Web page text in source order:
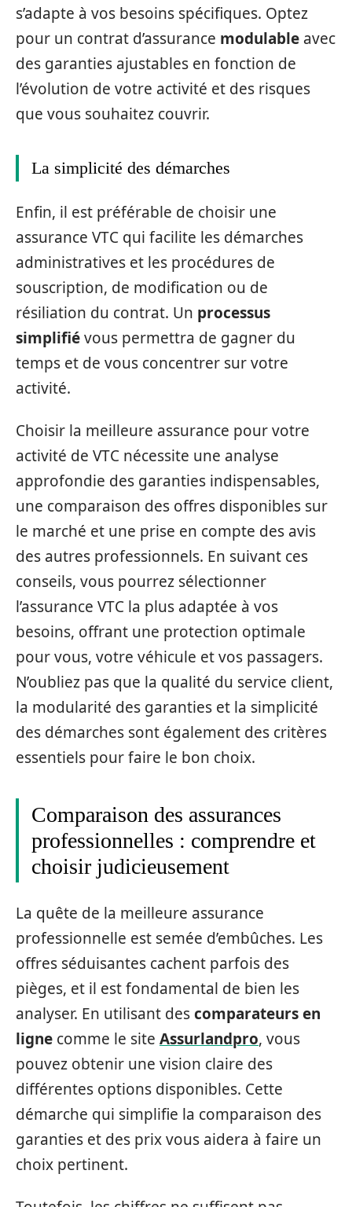
s’adapte à vos besoins spécifiques. Optez
pour un contrat d’assurance modulable avec
des garanties ajustables en fonction de
l’évolution de votre activité et des risques
que vous souhaitez couvrir.
La simplicité des démarches
Enfin, il est préférable de choisir une
assurance VTC qui facilite les démarches
administratives et les procédures de
souscription, de modification ou de
résiliation du contrat. Un processus
simplifiévous permettra de gagner du
temps et de vous concentrer sur votre
activité.
Choisir la meilleure assurance pour votre
activité de VTC nécessite une analyse
approfondie des garanties indispensables,
une comparaison des offres disponibles sur
le marché et une prise en compte des avis
des autres professionnels. En suivant ces
conseils, vous pourrez sélectionner
l’assurance VTC la plus adaptée à vos
besoins, offrant une protection optimale
pour vous, votre véhicule et vos passagers.
N’oubliez pas que la qualité du service client,
la modularité des garanties et la simplicité
des démarches sont également des critères
essentiels pour faire le bon choix.
Comparaison des assurances
professionnelles : comprendre et
choisir judicieusement
La quête de la meilleure assurance
professionnelle est semée d’embûches. Les
offres séduisantes cachent parfois des
pièges, et il est fondamental de bien les
analyser. En utilisant descomparateurs en
ligne comme le site Assurlandpro, vous
pouvez obtenir une vision claire des
différentes options disponibles. Cette
démarche qui simplifie la comparaison des
garanties et des prix vous aidera à faire un
choix pertinent.